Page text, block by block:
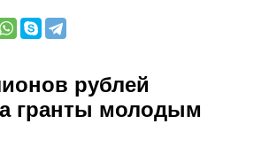
рублей
гранты молодым